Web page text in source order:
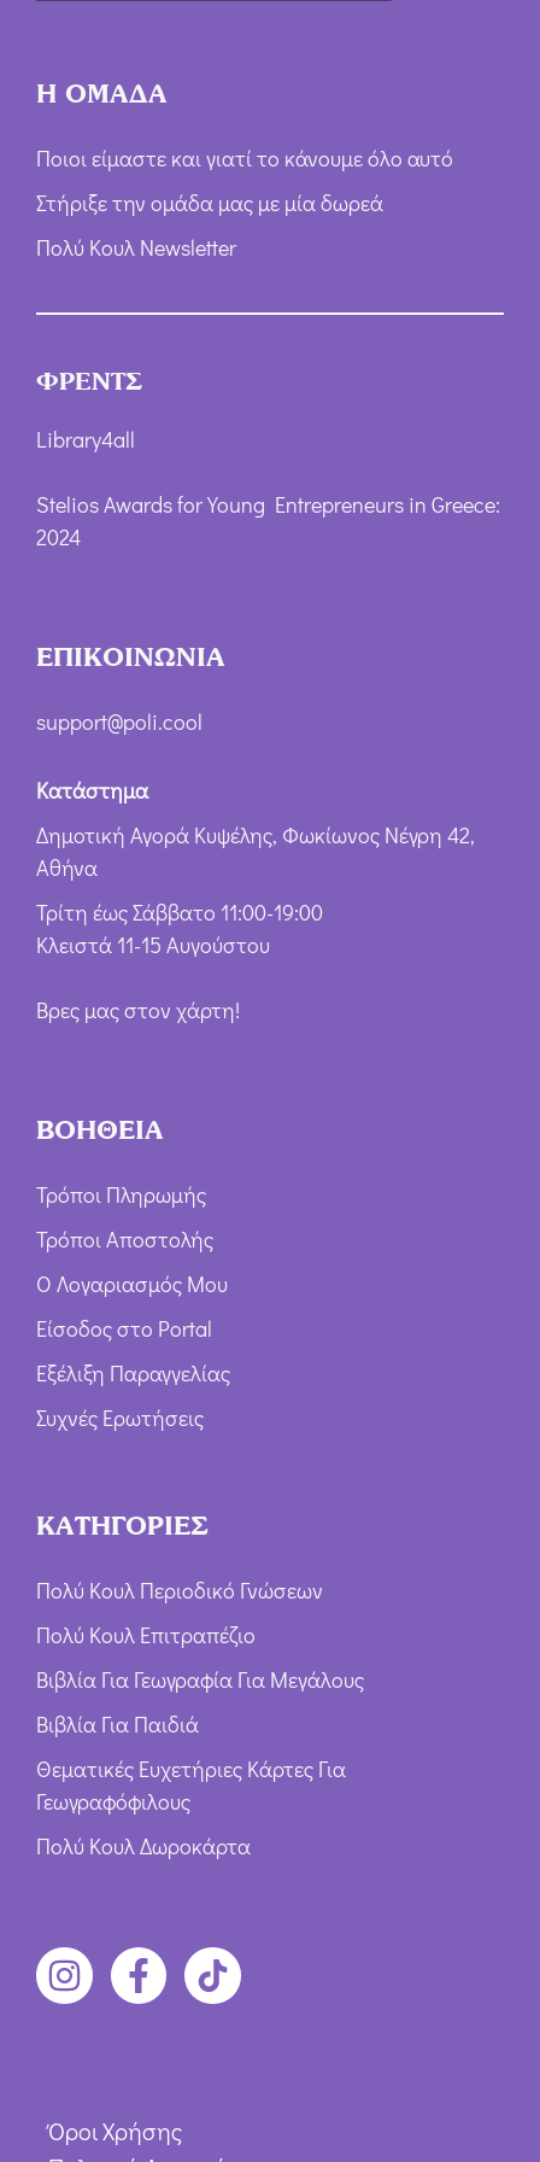
Η ΟΜΑΔΑ
Ποιοι είμαστε και γιατί το κάνουμε όλο αυτό
Στήριξε την ομάδα μας με μία δωρεά
Πολύ Κουλ Newsletter
ΦΡΕΝΤΣ
Library4all
Stelios Awards for Young Entrepreneurs in Greece:
2024
ΕΠΙΚΟΙΝΩΝΙΑ
support@poli.cool
Κατάστημα
Δημοτική Αγορά Κυψέλης, Φωκίωνος Νέγρη 42,
Αθήνα
Τρίτη έως Σάββατο 11:00-19:00
Κλειστά 11-15 Αυγούστου
Βρες μας στον χάρτη!
ΒΟΗΘΕΙΑ
Τρόποι Πληρωμής
Τρόποι Αποστολής
Ο Λογαριασμός Μου
Είσοδος στο Portal
Εξέλιξη Παραγγελίας
Συχνές Ερωτήσεις
ΚΑΤΗΓΟΡΙΕΣ
Πολύ Κουλ Περιοδικό Γνώσεων
Πολύ Κουλ Επιτραπέζιο
Βιβλία Για Γεωγραφία Για Μεγάλους
Βιβλία Για Παιδιά
Θεματικές Ευχετήριες Κάρτες Για
Γεωγραφόφιλους
Πολύ Κουλ Δωροκάρτα
Όροι Χρήσης